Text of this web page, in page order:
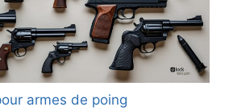
armes de poing